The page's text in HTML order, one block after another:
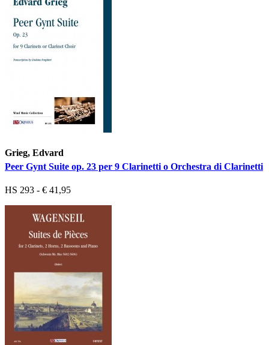
Grieg, Edvard
Peer Gynt Suite op. 23 per 9 Clarinetti o Orchestra di Clarinetti
HS 293 - € 41,95